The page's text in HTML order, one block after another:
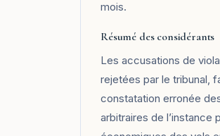
mois.
Résumé des considérants
Les accusations de
rejetées par le tribunal,
constatation erronée
arbitraires de l’instance